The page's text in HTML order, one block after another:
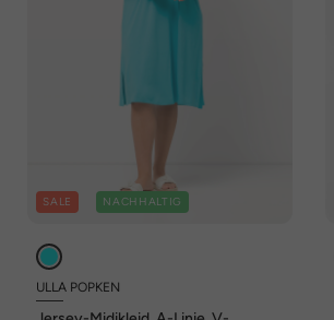
SALE NACHHALTIG
ULLA POPKEN